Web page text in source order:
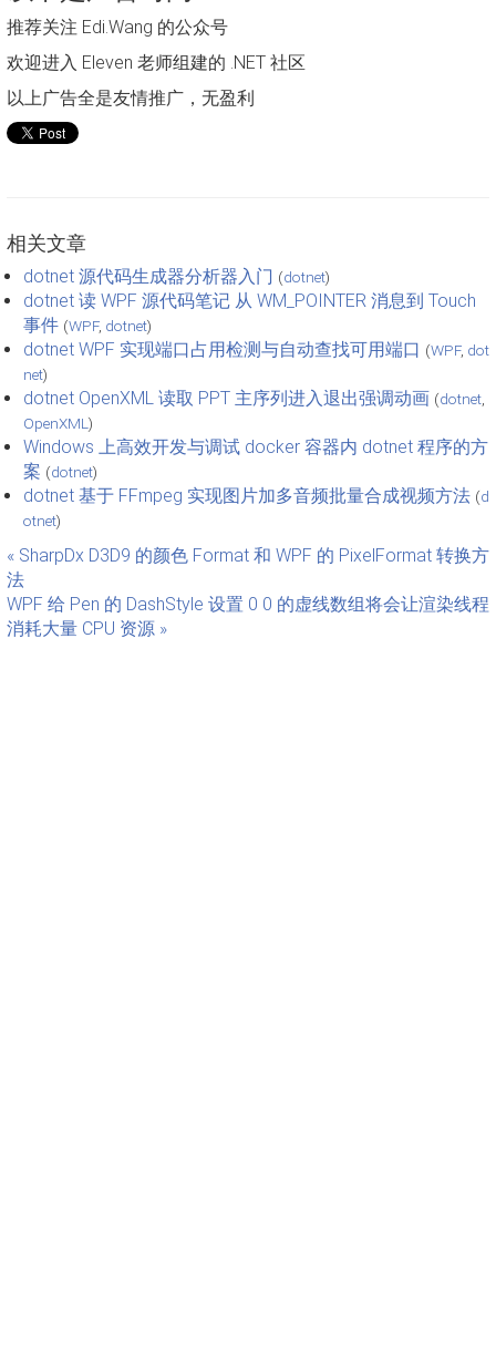
推荐关注 Edi.Wang 的公众号
欢迎进入 Eleven 老师组建的 .NET 社区
以上广告全是友情推广，无盈利
相关文章
dotnet 源代码生成器分析器入门 (dotnet)
dotnet 读 WPF 源代码笔记 从 WM_POINTER 消息到 Touch
事件 (WPF, dotnet)
dotnet WPF 实现端口占用检测与自动查找可用端口 (WPF, dot
net)
dotnet OpenXML 读取 PPT 主序列进入退出强调动画 (dotnet
OpenXML )
Windows 上高效开发与调试 docker 容器内 dotnet 程序的方
案 (dotnet)
dotnet 基于 FFmpeg 实现图片加多音频批量合成视频方法 (d
otnet)
« SharpDx D3D9 的颜色 Format 和 WPF 的 PixelFormat 转换方
法
WPF 给 Pen 的 DashStyle 设置 0 0 的虚线数组将会让渲染线程
消耗大量 CPU 资源 »